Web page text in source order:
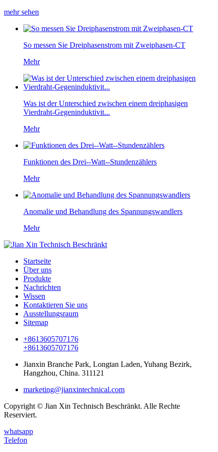
mehr sehen
So messen Sie Dreiphasenstrom mit Zweiphasen-CT
Mehr
Was ist der Unterschied zwischen einem dreiphasigen
Vierdraht-Gegeninduktivit...
Mehr
Funktionen des Drei--Watt--Stundenzählers
Mehr
Anomalie und Behandlung des Spannungswandlers
Mehr
Startseite
Über uns
Produkte
Nachrichten
Wissen
Kontaktieren Sie uns
Ausstellungsraum
Sitemap
+8613605707176
+8613605707176
Jianxin Branche Park, Longtan Laden, Yuhang Bezirk,
Hangzhou, China. 311121
marketing@jianxintechnical.com
Copyright © Jian Xin Technisch Beschränkt. Alle Rechte
Reserviert.
whatsapp
Telefon